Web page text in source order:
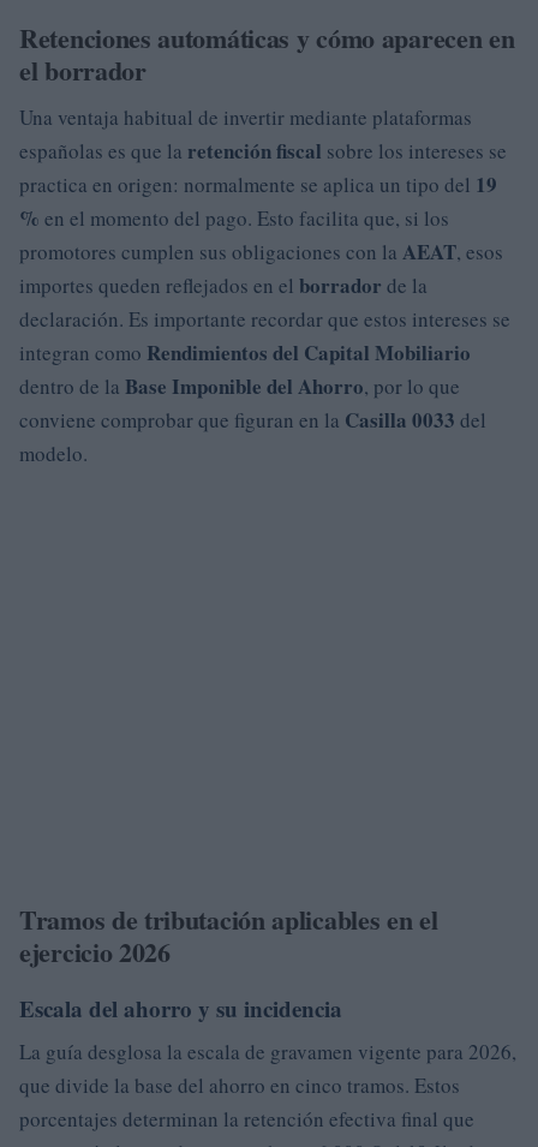
Retenciones automáticas y cómo aparecen en
el borrador
Una ventaja habitual de invertir mediante plataformas
españolas es que la retención fiscal sobre los intereses se
practica en origen: normalmente se aplica un tipo del 19
% en el momento del pago. Esto facilita que, si los
promotores cumplen sus obligaciones con la AEAT, esos
importes queden reflejados en el borrador de la
declaración. Es importante recordar que estos intereses se
integran como Rendimientos del Capital Mobiliario
dentro de la Base Imponible del Ahorro, por lo que
conviene comprobar que figuran en la Casilla 0033 del
modelo.
Tramos de tributación aplicables en el
ejercicio 2026
Escala del ahorro y su incidencia
La guía desglosa la escala de gravamen vigente para 2026,
que divide la base del ahorro en cinco tramos. Estos
porcentajes determinan la retención efectiva final que